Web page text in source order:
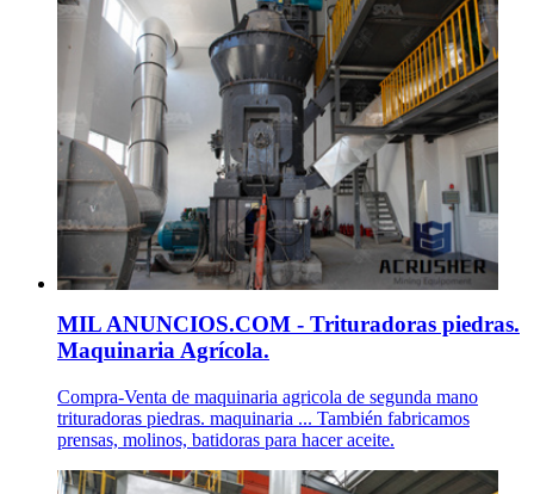
MIL ANUNCIOS.COM - Trituradoras piedras.
Maquinaria Agrícola.
Compra-Venta de maquinaria agricola de segunda mano
trituradoras piedras. maquinaria ... También fabricamos
prensas, molinos, batidoras para hacer aceite.